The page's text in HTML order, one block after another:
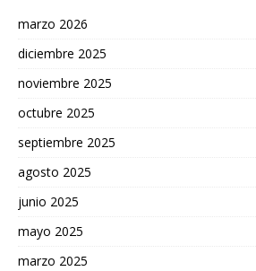
marzo 2026
diciembre 2025
noviembre 2025
octubre 2025
septiembre 2025
agosto 2025
junio 2025
mayo 2025
marzo 2025